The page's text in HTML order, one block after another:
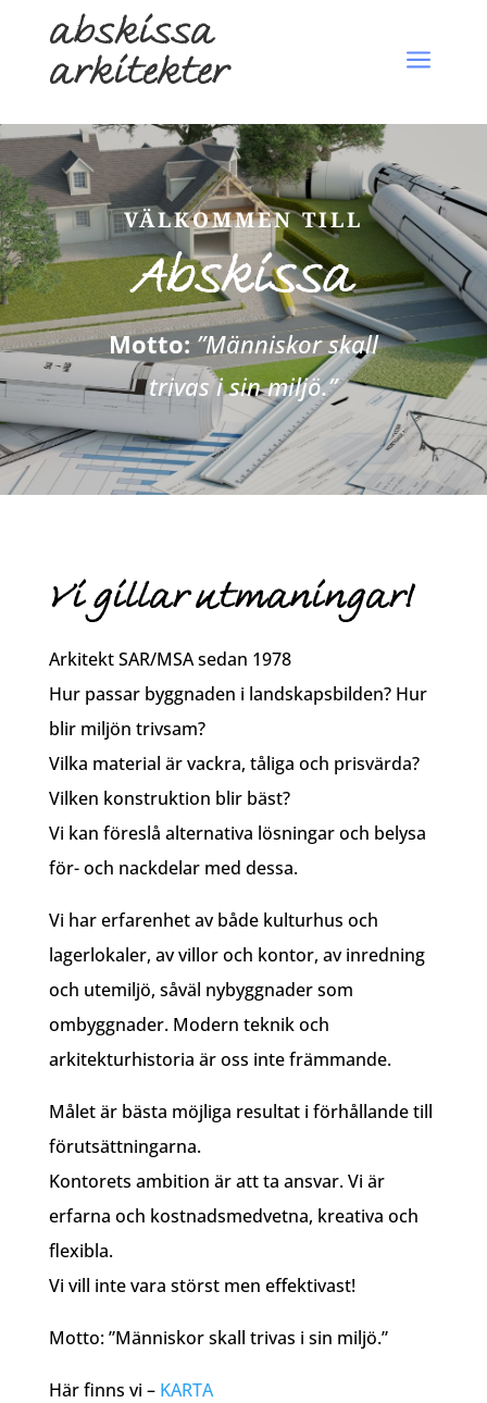
abskissa
arkitekter a
VÄLKOMMEN TILL
Abskissa
Motto: ”Människor skall
trivas i sin miljö.”
Vi gillar utmaningar!
Arkitekt SAR/MSA sedan 1978
Hur passar byggnaden i landskapsbilden? Hur
blir miljön trivsam?
Vilka material är vackra, tåliga och prisvärda?
Vilken konstruktion blir bäst?
Vi kan föreslå alternativa lösningar och belysa
för- och nackdelar med dessa.
Vi har erfarenhet av både kulturhus och
lagerlokaler, av villor och kontor, av inredning
och utemiljö, såväl nybyggnader som
ombyggnader. Modern teknik och
arkitekturhistoria är oss inte främmande.
Målet är bästa möjliga resultat i förhållande till
förutsättningarna.
Kontorets ambition är att ta ansvar. Vi är
erfarna och kostnadsmedvetna, kreativa och
flexibla.
Vi vill inte vara störst men effektivast!
Motto: ”Människor skall trivas i sin miljö.”
Här finns vi – KARTA